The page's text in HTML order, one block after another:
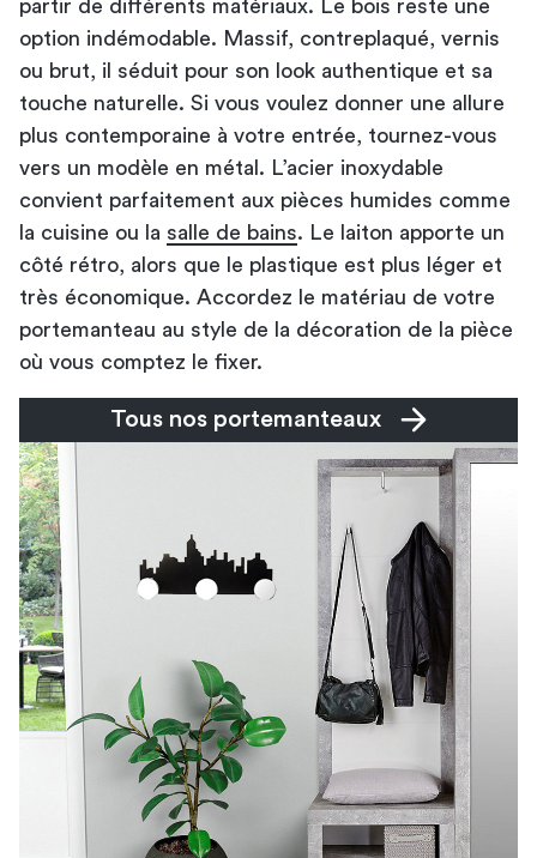
partir de différents matériaux. Le bois reste une
option indémodable. Massif, contreplaqué, vernis
ou brut, il séduit pour son look authentique et sa
touche naturelle. Si vous voulez donner une allure
plus contemporaine à votre entrée, tournez-vous
vers un modèle en métal. L’acier inoxydable
convient parfaitement aux pièces humides comme
la cuisine ou la salle de bains. Le laiton apporte un
côté rétro, alors que le plastique est plus léger et
très économique. Accordez le matériau de votre
portemanteau au style de la décoration de la pièce
où vous comptez le fixer.
Tous nos portemanteaux